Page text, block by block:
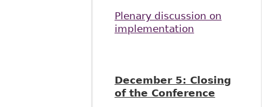
Plenary discussion on
implementation
December 5: Closing
of the Conference